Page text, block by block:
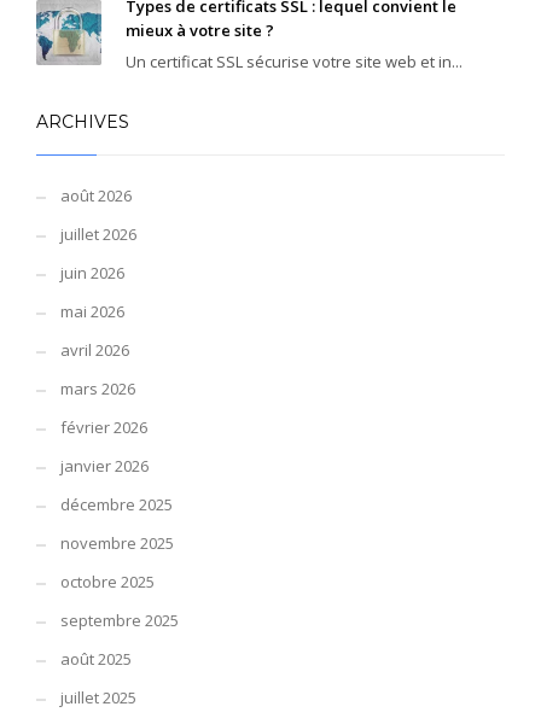
Types de certificats SSL : lequel convient le
mieux à votre site ?
Un certificat SSL sécurise votre site web et in...
ARCHIVES
août 2026
juillet 2026
juin 2026
mai 2026
avril 2026
mars 2026
février 2026
janvier 2026
décembre 2025
novembre 2025
octobre 2025
septembre 2025
août 2025
juillet 2025